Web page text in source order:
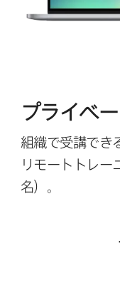
プライベ
組織で​受講でき
リモートトレー
名）。